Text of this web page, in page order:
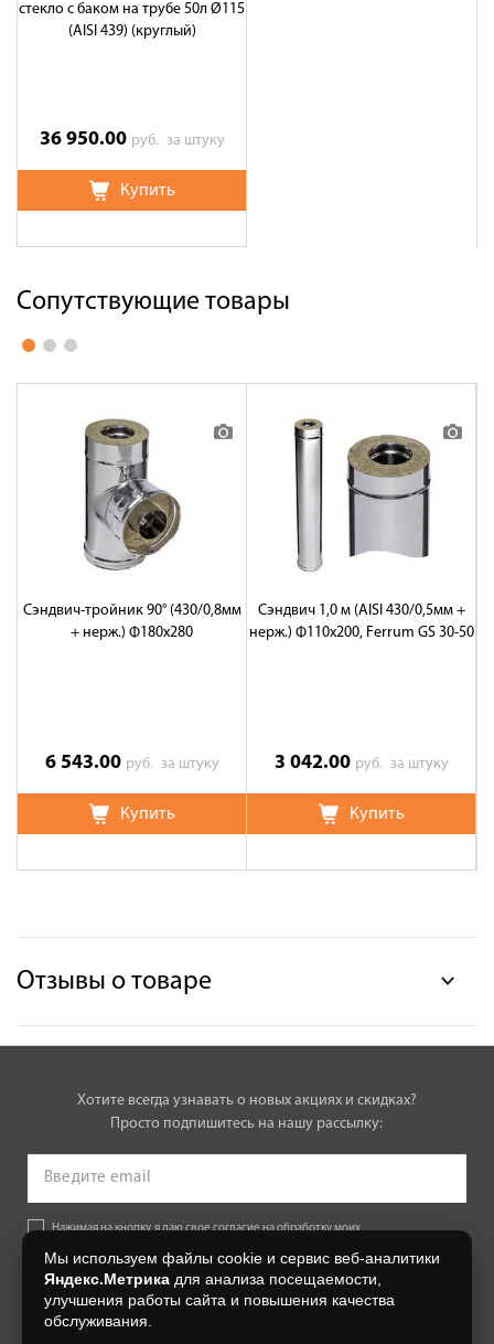
стекло с баком на трубе 50л Ø115
(AISI 439) (круглый)
36 950.00 руб. за штуку
Купить
Сопутствующие товары
Сэндвич-тройник 90° (430/0,8мм
+ нерж.) Ф180х280
6 543.00 руб. за штуку
Купить
Сэндвич 1,0 м (AISI 430/0,5мм +
нерж.) Ф110х200, Ferrum GS 30-50
3 042.00 руб. за штуку
Купить
Отзывы о товаре
Хотите всегда узнавать о новых акциях и скидках?
Просто подпишитесь на нашу рассылку:
Нажимая на кнопку, я даю свое согласие на обработку моих
Согласии на обработку персональных данных.
Мы используем файлы cookie и сервис веб-аналитики
Яндекс.Метрика для анализа посещаемости,
улучшения работы сайта и повышения качества
обслуживания.